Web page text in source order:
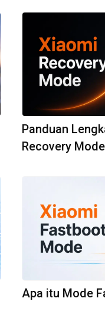
Panduan
Recovery Mode
Apa itu Mode